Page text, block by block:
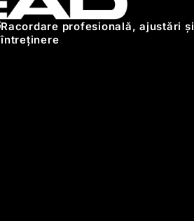
Racordare profesională, ajustări și
întreținere